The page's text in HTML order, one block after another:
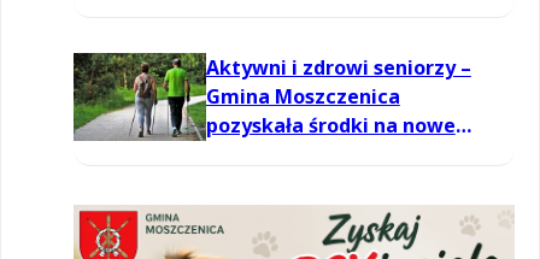
Aktywni i zdrowi seniorzy –
Gmina Moszczenica
pozyskała środki na nowe